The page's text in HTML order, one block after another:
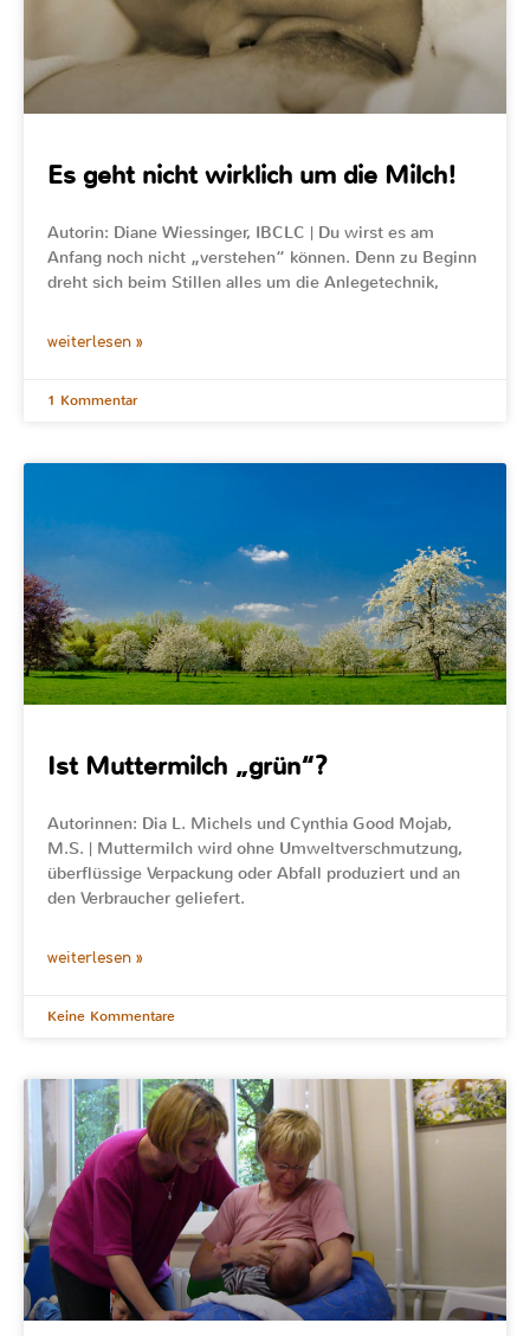
Es geht nicht wirklich um die Milch!
Autorin: Diane Wiessinger, IBCLC | Du wirst es am
Anfang noch nicht „verstehen“ können. Denn zu Beginn
dreht sich beim Stillen alles um die Anlegetechnik,
weiterlesen »
1 Kommentar
Ist Muttermilch „grün“?
Autorinnen: Dia L. Michels und Cynthia Good Mojab,
M.S. | Muttermilch wird ohne Umweltverschmutzung,
überflüssige Verpackung oder Abfall produziert und an
den Verbraucher geliefert.
weiterlesen »
Keine Kommentare